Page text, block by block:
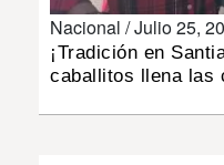
Nacional /Julio 25,
¡Tradición en
caballitos llena las